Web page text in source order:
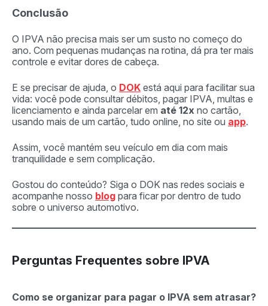
Conclusão
O IPVA não precisa mais ser um susto no começo do
ano. Com pequenas mudanças na rotina, dá pra ter mais
controle e evitar dores de cabeça.
E se precisar de ajuda, o DOK está aqui para facilitar sua
vida: você pode consultar débitos, pagar IPVA, multas e
licenciamento e ainda parcelar em até 12x no cartão,
usando mais de um cartão, tudo online, no site ou app.
Assim, você mantém seu veículo em dia com mais
tranquilidade e sem complicação.
Gostou do conteúdo? Siga o DOK nas redes sociais e
acompanhe nosso blog para ficar por dentro de tudo
sobre o universo automotivo.
Perguntas Frequentes sobre IPVA
Como se organizar para pagar o IPVA sem atrasar?